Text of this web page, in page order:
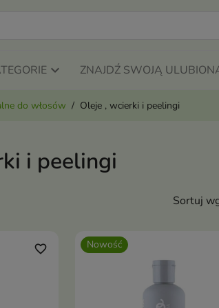
ZNAJDŹ SWOJĄ
do włosów Oleje , wcierki i peelingi
i peelingi
Sortuj
favorite_border Nowość